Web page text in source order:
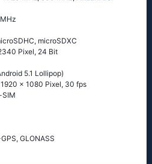
microSDXC
Pixel, 24 Bit
5.1 Lоlliрор)
x 1080 Pixel, 30 fps
GLОΝАSS